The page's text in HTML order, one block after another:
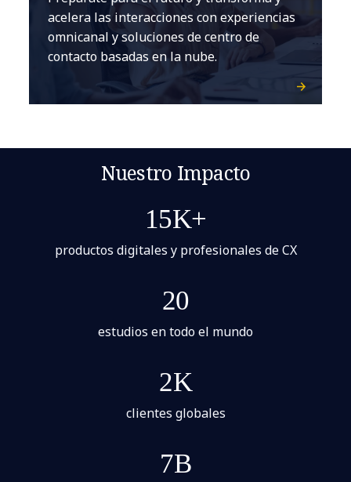
acelera las interacciones con experiencias
omnicanal y soluciones de centro de
contacto basadas en la nube.
Nuestro Impacto
15K+
productos digitales y profesionales de CX
20
estudios en todo el mundo
2K
clientes globales
7B